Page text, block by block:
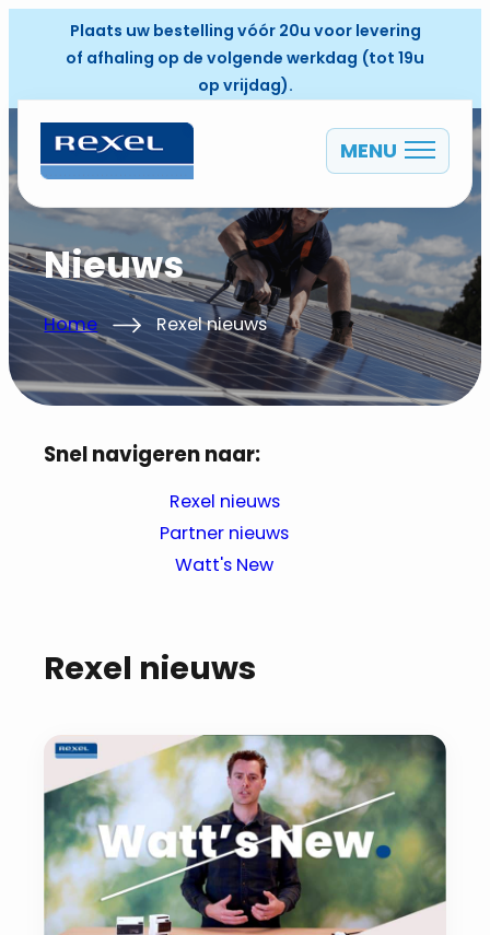
Plaats uw bestelling vóór 20u voor levering
of afhaling op de volgende werkdag (tot 19u
op vrijdag).
NL
MENU
Nieuws
Home Rexel nieuws
Snel navigeren naar:
Rexel nieuws
Partner nieuws
Watt's New
Rexel nieuws